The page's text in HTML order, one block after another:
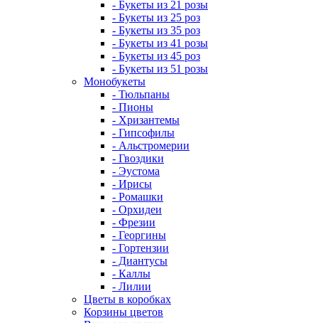
- Букеты из 21 розы
- Букеты из 25 роз
- Букеты из 35 роз
- Букеты из 41 розы
- Букеты из 45 роз
- Букеты из 51 розы
Монобукеты
- Тюльпаны
- Пионы
- Хризантемы
- Гипсофилы
- Альстромерии
- Гвоздики
- Эустома
- Ирисы
- Ромашки
- Орхидеи
- Фрезии
- Георгины
- Гортензии
- Диантусы
- Каллы
- Лилии
Цветы в коробках
Корзины цветов